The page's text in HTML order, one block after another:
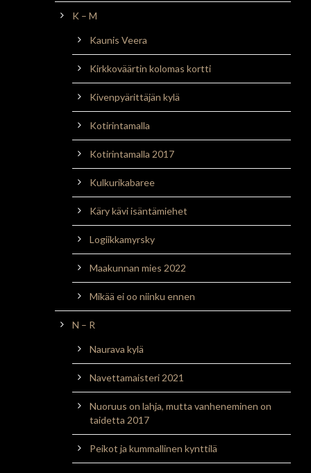
K – M
Kaunis Veera
Kirkkoväärtin kolomas kortti
Kivenpyärittäjän kylä
Kotirintamalla
Kotirintamalla 2017
Kulkurikabaree
Käry kävi isäntämiehet
Logiikkamyrsky
Maakunnan mies 2022
Mikää ei oo niinku ennen
N – R
Naurava kylä
Navettamaisteri 2021
Nuoruus on lahja, mutta vanheneminen on
taidetta 2017
Peikot ja kummallinen kynttilä